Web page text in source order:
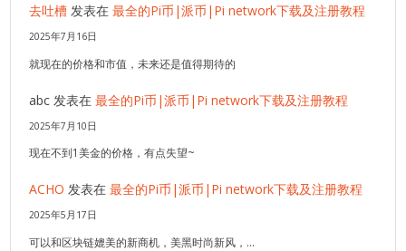
去吐槽 发表在最全的Pi币|派币|Pi network下载及注册教程
2025年7月16日
就现在的价格和市值，未来还是值得期待的
abc 发表在最全的Pi币|派币|Pi network下载及注册教程
2025年7月10日
现在不到1美金的价格，有点失望~
ACHO 发表在最全的Pi币|派币|Pi network下载及注册教程
2025年5月17日
可以和区块链媲美的新商机，美黑时尚新风，…